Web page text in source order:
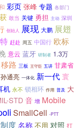
彩页 张峰 专题 各部门
敢当 关键 勇担 主动 深圳
创始人 展现 大鹏 展翅
赶赴 周五 中国行 欧标
意云 蓝牙 研制者 1.3万
移路 三板 王守臣 五讲 甘肃省
孙通亮 一体化 新一代 寰
机 永不 锁相环 作用 普及 大
STD 音 增 Mobile
SmallCell -PTT
度名称 不用 对照 打